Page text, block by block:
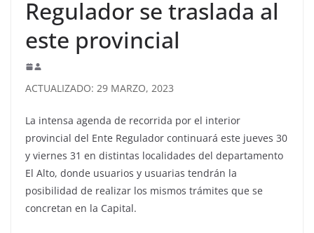
Regulador se traslada al
este provincial
ACTUALIZADO: 29 MARZO, 2023
La intensa agenda de recorrida por el interior
provincial del Ente Regulador continuará este jueves 30
y viernes 31 en distintas localidades del departamento
El Alto, donde usuarios y usuarias tendrán la
posibilidad de realizar los mismos trámites que se
concretan en la Capital.